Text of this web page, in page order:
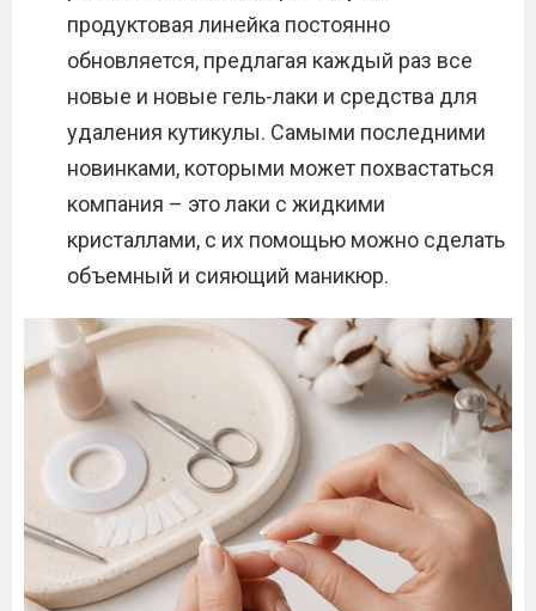
продуктовая линейка постоянно
обновляется, предлагая каждый раз все
новые и новые гель-лаки и средства для
удаления кутикулы. Самыми последними
новинками, которыми может похвастаться
компания – это лаки с жидкими
кристаллами, с их помощью можно сделать
объемный и сияющий маникюр.